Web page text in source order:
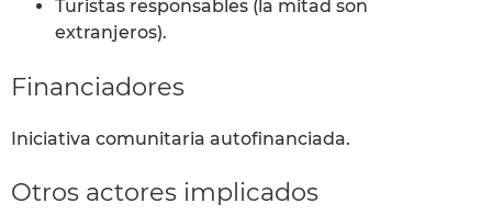
Turistas responsables (la mitad son
extranjeros).
Financiadores
Iniciativa comunitaria autofinanciada.
Otros actores implicados